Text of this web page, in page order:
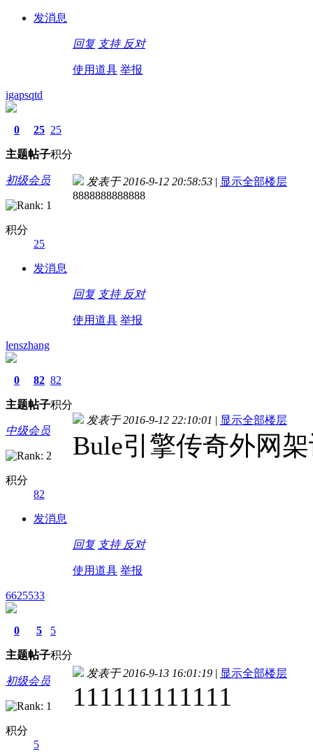
发消息
回复 支持 反对
使用道具 举报
igapsqtd
0
主题
25
帖子
25
积分
初级会员
积分
25
发消息
发表于 2016-9-12 20:58:53 | 显示全部楼层
8888888888888
回复 支持 反对
使用道具 举报
lenszhang
0
主题
82
帖子
82
积分
中级会员
积分
82
发消息
发表于 2016-9-12 22:10:01 | 显示全部楼层
Bule引擎传奇外网
回复 支持 反对
使用道具 举报
6625533
0
主题
5
帖子
5
积分
初级会员
积分
5
发表于 2016-9-13 16:01:19 | 显示全部楼层
111111111111